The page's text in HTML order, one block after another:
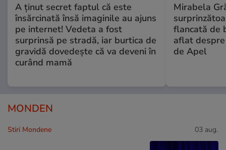
A ținut secret faptul că este
însărcinată însă imaginile au ajuns
pe internet! Vedeta a fost
surprinsă pe stradă, iar burtica de
gravidă dovedește că va deveni în
curând mamă
Mirabela
flancată de
aflat
de Apel
MONDEN
Stiri Mondene 03 aug.